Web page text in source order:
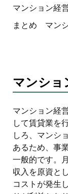
マンション経
まとめ マン
マンショ
マンション経
して賃貸業を
しろ、マンシ
あるため、事
一般的です。
収入を原資と
コストが発生